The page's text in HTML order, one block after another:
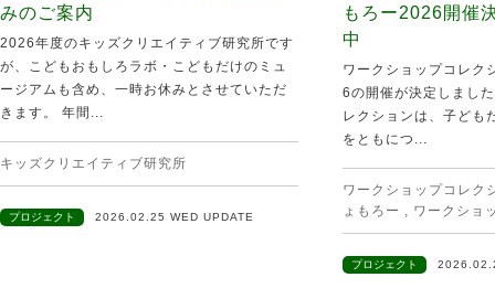
みのご案内
2026年度のキッズクリエイティブ研究所です
が、こどもおもしろラボ・こどもだけのミュ
ージアムも含め、一時お休みとさせていただ
きます。 年間...
キッズクリエイティブ研究所
プロジェクト 2026.02.25 WED UPDATE
もろー2026開催
中
ワークショップコレク
6の開催が決定しまし
レクションは、子ども
をともにつ...
ワークショップコレク
ょもろー , ワークショ
プロジェクト